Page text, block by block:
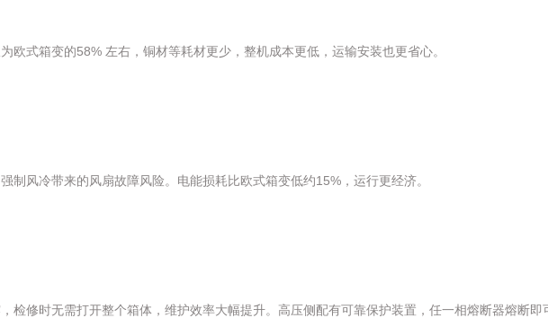
欧式箱变的58% 左右，铜材等耗材更少，整机成本更低，运输安装也更省心。
制风冷带来的风扇故障风险。电能损耗比欧式箱变低约15%，运行更经济。
检修时无需打开整个箱体，维护效率大幅提升。高压侧配有可靠保护装置，任一相熔断器熔断即